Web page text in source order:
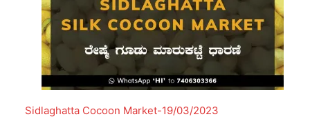
Sidlaghatta Cocoon Market-19/03/2023